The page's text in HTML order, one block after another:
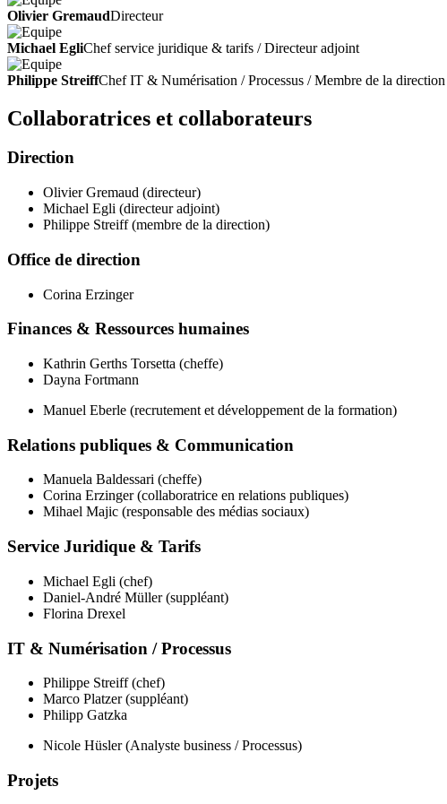
Olivier GremaudDirecteur
Michael EgliChef service juridique & tarifs / Directeur adjoint
Philippe StreiffChef IT & Numérisation / Processus / Membre de la direction
Collaboratrices et collaborateurs
Direction
Olivier Gremaud (directeur)
Michael Egli (directeur adjoint)
Philippe Streiff (membre de la direction)
Office de direction
Corina Erzinger
Finances & Ressources humaines
Kathrin Gerths Torsetta (cheffe)
Dayna Fortmann
Manuel Eberle (recrutement et développement de la formation)
Relations publiques & Communication
Manuela Baldessari (cheffe)
Corina Erzinger (collaboratrice en relations publiques)
Mihael Majic (responsable des médias sociaux)
Service Juridique & Tarifs
Michael Egli (chef)
Daniel-André Müller (suppléant)
Florina Drexel
IT & Numérisation / Processus
Philippe Streiff (chef)
Marco Platzer (suppléant)
Philipp Gatzka
Nicole Hüsler (Analyste business / Processus)
Projets